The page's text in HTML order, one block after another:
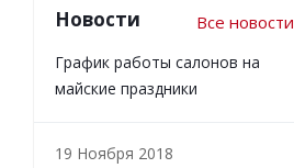
Новости Все новости
График работы салонов на
майские праздники
19 Ноября 2018